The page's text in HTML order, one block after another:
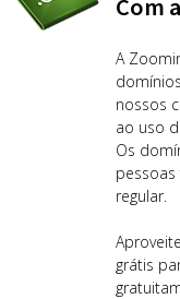
Com
A
nossos
ao uso
Os
regular.
grátis